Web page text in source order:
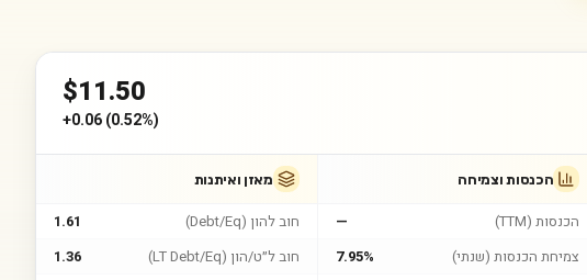
$11.50
+0.06(0.52%)
הכנסות וצמיחה
הכנסות (TTM)
—
צמיחת הכנסות (שנתי)
7.95%
מאזן ואיתנות
חוב להון (Debt/Eq)
1.61
חוב ל״ט/הון (LT Debt/Eq)
1.36